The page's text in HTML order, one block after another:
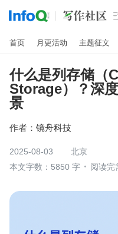
首页 月更活动 主题征文
什么是列存储（
Storage）？深
景
作者： 镜舟科技
2025-08-03
北京
本文字数：5850 字
阅读完